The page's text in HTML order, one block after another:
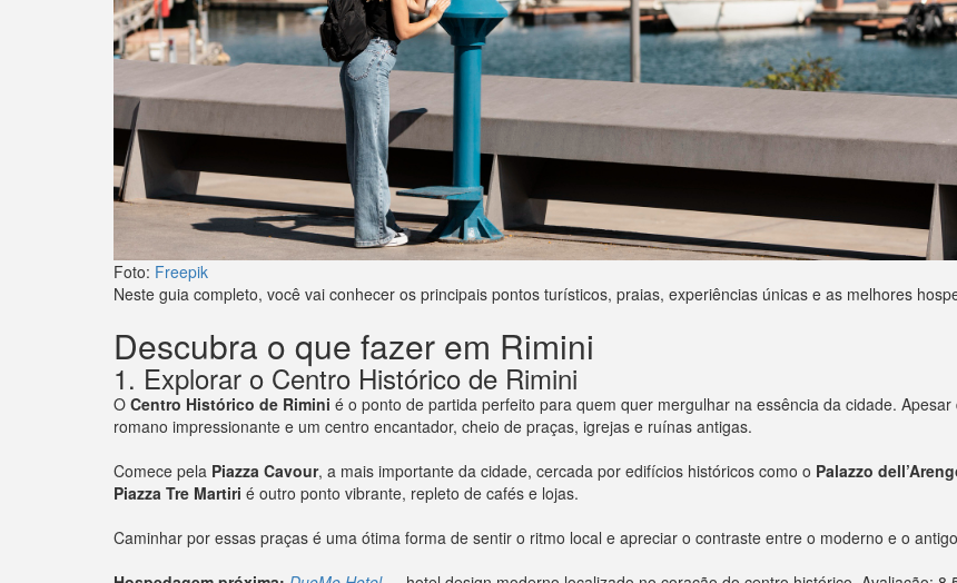
Foto: Freepik
Neste guia completo, você vai conhecer os principais pontos turísticos, praias, experiências únicas e as melhores
Descubra o que fazer em Rimini
1. Explorar o Centro Histórico de Rimini
O Centro Histórico de Rimini é o ponto de partida perfeito para quem quer mergulhar na essência da cidade.
romano impressionante e um centro encantador, cheio de praças, igrejas e ruínas antigas.
Comece pela Piazza Cavour, a mais importante da cidade, cercada por edifícios históricos como o Palazzo
Piazza Tre Martiri é outro ponto vibrante, repleto de cafés e lojas.
Caminhar por essas praças é uma ótima forma de sentir o ritmo local e apreciar o contraste entre o moderno e o